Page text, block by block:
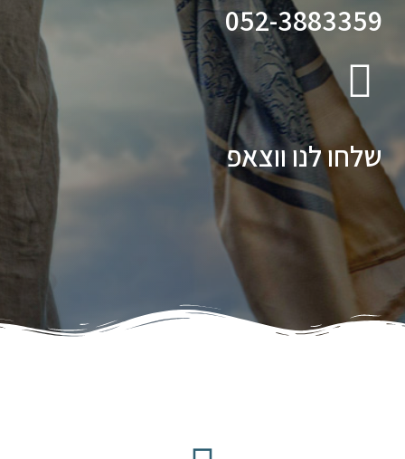
052-3883359
שלחו לנו ווצאפ